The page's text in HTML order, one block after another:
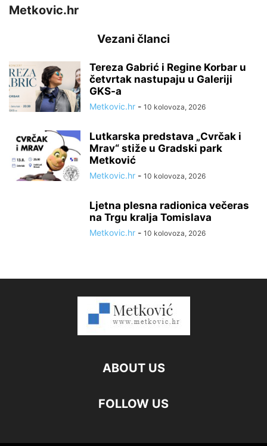
Metkovic.hr
Vezani članci
Tereza Gabrić i Regine Korbar u
četvrtak nastupaju u Galeriji
GKS-a
Metkovic.hr - 10 kolovoza, 2026
Lutkarska predstava „Cvrčak i
Mrav“ stiže u Gradski park
Metković
Metkovic.hr - 10 kolovoza, 2026
Ljetna plesna radionica večeras
na Trgu kralja Tomislava
Metkovic.hr - 10 kolovoza, 2026
ABOUT US
FOLLOW US